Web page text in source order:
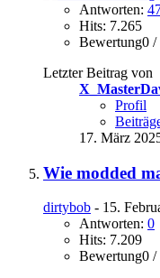
Antworten:
Hits: 7.265
Bewertung0 /
Letzter Beitrag von
Profil
17. März
Wie modded
dirtybob - 15.
Antworten: 0
Hits: 7.209
Bewertung0 /